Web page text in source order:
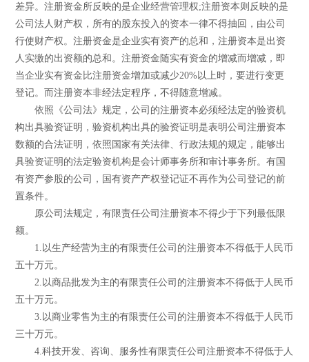
差异。注册资金所反映的是企业经营管理权;注册资本则反映的是
公司法人财产权，所有的股东投入的资本一律不得抽回，由公司
行使财产权。注册资金是企业实有资产的总和，注册资本是出资
人实缴的出资额的总和。注册资金随实有资金的增减而增减，即
当企业实有资金比注册资金增加或减少20%以上时，要进行变更
登记。而注册资本非经法定程序，不得随意增减。
依照《公司法》规定，公司的注册资本必须经法定的验资机
构出具验资证明，验资机构出具的验资证明是表明公司注册资本
数额的合法证明，依照国家有关法律、行政法规的规定，能够出
具验资证明的法定验资机构是会计师事务所和审计事务所。有国
有资产参股的公司，国有资产产权登记证不再作为公司登记的前
置条件。
原公司法规定，有限责任公司注册资本不得少于下列最低限
额。
1.以生产经营为主的有限责任公司的注册资本不得低于人民币
五十万元。
2.以商品批发为主的有限责任公司的注册资本不得低于人民币
五十万元。
3.以商业零售为主的有限责任公司的注册资本不得低于人民币
三十万元。
4.科技开发、咨询、服务性有限责任公司注册资本不得低于人